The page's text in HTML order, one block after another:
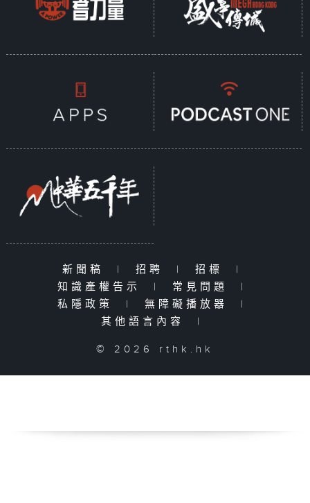
新聞稿 | 招聘 | 招標
|
知識產權告示
| 常見問題
|
私隱政策
| 無障礙播放器
|
其他語言內容
|
© 2026 rthk.hk